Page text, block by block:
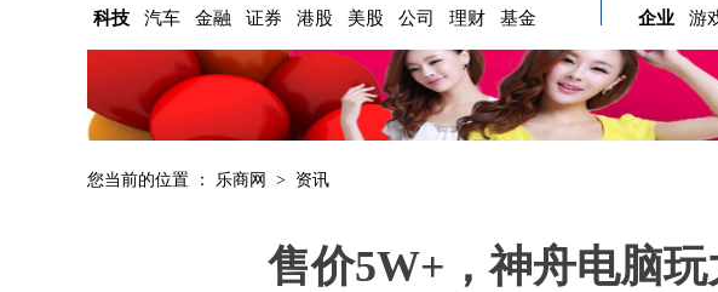
科技
汽车 金融 证券 港股 美股 公司 理财 基金
企业
游
您当前的位置 ： 乐商网 > 资讯
售价5W+，神舟电脑